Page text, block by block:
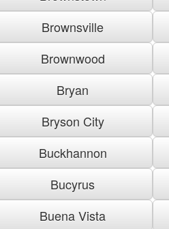
Brownsville
Brownwood
Bryan
Bryson City
Buckhannon
Bucyrus
Buena Vista